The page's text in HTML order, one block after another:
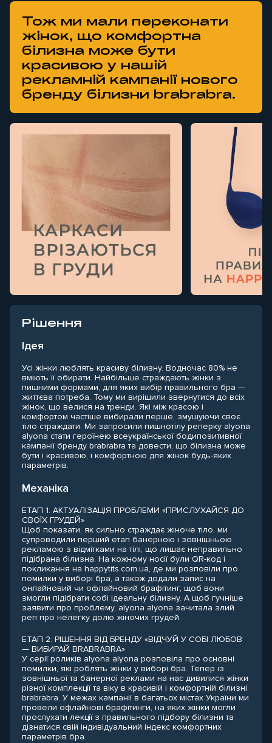
Тож ми мали переконати
жінок, що комфортна
білизна може бути
красивою у нашій
рекламній кампанії нового
бренду білизни brabrabra.
Рішення
Ідея
Усі жінки люблять красиву білизну. Водночас 80% не
вміють її обирати. Найбільше страждають жінки з
пишними формами, для яких вибір правильного бра —
життєва потреба. Тому ми вирішили звернутися до всіх
жінок, що велися на тренди. Які між красою і
комфортом частіше вибирали перше, змушуючи своє
тіло страждати. Ми запросили пишнотілу реперку alyona
alyona стати героїнею всеукраїнської бодипозитивної
кампанії бренду brabrabra та довести, що білизна може
бути і красивою, і комфортною для жінок будь-яких
параметрів.
Механіка
ЕТАП 1: АКТУАЛІЗАЦІЯ ПРОБЛЕМИ «ПРИСЛУХАЙСЯ ДО
СВОЇХ ГРУДЕЙ»
Щоб показати, як сильно страждає жіноче тіло, ми
супроводили перший етап банерною і зовнішньою
рекламою з відмітками на тілі, що лишає неправильно
підібрана білизна. На кожному носії були QR-код і
покликання на happytits.com.ua, де ми розповіли про
помилки у виборі бра, а також додали запис на
онлайновий чи офлайновий брафітинг, щоб вони
змогли підібрати собі ідеальну білизну. А щоб гучніше
заявити про проблему, alyona alyona зачитала злий
реп про нелегку долю жіночих грудей.
ЕТАП 2: РІШЕННЯ ВІД БРЕНДУ «ВІДЧУЙ У СОБІ ЛЮБОВ
— ВИБИРАЙ BRABRABRA»
У серії роликів alyona alyona розповіла про основні
помилки, які роблять жінки у виборі бра. Тепер із
зовнішньої та банерної реклами на нас дивилися жінки
різної комплекції та віку в красивій і комфортній білизні
brabrabra. У межах кампанії в багатьох містах України ми
провели офлайнові брафітинги, на яких жінки могли
прослухати лекції з правильного підбору білизни та
дізнатися свій індивідуальний індекс комфортних
параметрів бра.